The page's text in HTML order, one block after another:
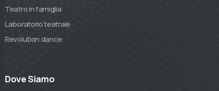
Teatro in famiglia
Laboratorio teatrale
Revolution dance
Dove Siamo